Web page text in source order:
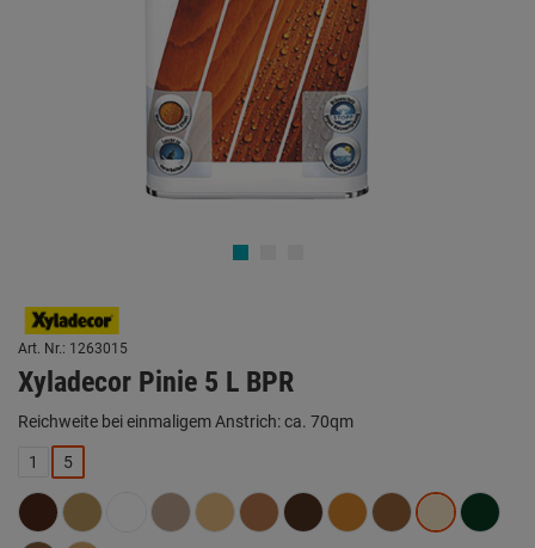
Art. Nr.: 1263015
Xyladecor Pinie 5 L BPR
Reichweite bei einmaligem Anstrich: ca. 70qm
1 5